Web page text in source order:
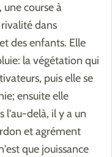
course à
dans
des enfants. Elle
la végétation qui
puis elle se
ensuite elle
l'au-delà, il y a un
et agrément
que jouissance